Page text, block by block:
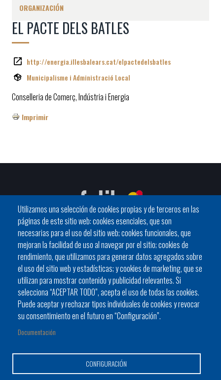
de
ayuda
a
la
navegación
ORGANIZACIÓN
EL PACTE DELS BATLES
http://energia.illesbalears.cat/elpactedelsbatles
Municipalisme i Administració Local
Conselleria de Comerç, Indústria i Energia
Imprimir
Utilizamos una selección de cookies propias y de terceros en las
páginas de este sitio web: cookies esenciales, que son
necesarias para el uso del sitio web; cookies funcionales, que
mejoran la facilidad de uso al navegar por el sitio; cookies de
rendimiento, que utilizamos para generar datos agregados sobre
el uso del sitio web y estadísticas; y cookies de marketing, que se
utilizan para mostrar contenido y publicidad relevantes. Si
selecciona “ACEPTAR TODO”, acepta el uso de todas las cookies.
Puede aceptar y rechazar tipos individuales de cookies y revocar
su consentimiento en el futuro en “Configuración”.
Documentación
CONFIGURACIÓN
Footer
Alcaldes y alcaldesas
JORNADES Presidencia del Consell
C / General Riera, 111 07010 Palma
Phone 971 760911 - Fax 971 763102